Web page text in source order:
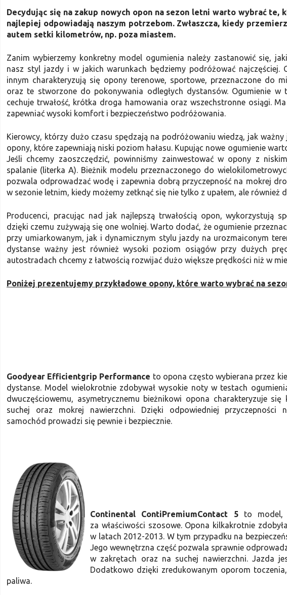
Decydując się na zakup nowych opon na sezon letni warto wybrać te,
najlepiej odpowiadają naszym potrzebom. Zwłaszcza, kiedy
autem setki kilometrów, np. poza miastem.
Zanim wybierzemy konkretny model ogumienia należy zastanowić się,
nasz styl jazdy i w jakich warunkach będziemy podróżować najczęściej.
innym charakteryzują się opony terenowe, sportowe, przeznaczone do
oraz te stworzone do pokonywania odległych dystansów. Ogumienie w
cechuje trwałość, krótka droga hamowania oraz wszechstronne osiągi.
zapewniać wysoki komfort i bezpieczeństwo podróżowania.
Kierowcy, którzy dużo czasu spędzają na podróżowaniu wiedzą, jak
opony, które zapewniają niski poziom hałasu. Kupując nowe ogumienie
Jeśli chcemy zaoszczędzić, powinniśmy zainwestować w opony z
spalanie (literka A). Bieżnik modelu przeznaczonego do
pozwala odprowadzać wodę i zapewnia dobrą przyczepność na mokrej
w sezonie letnim, kiedy możemy zetknąć się nie tylko z upałem, ale również
Producenci, pracując nad jak najlepszą trwałością opon, wykorzystują
dzięki czemu zużywają się one wolniej. Warto dodać, że ogumienie
przy umiarkowanym, jak i dynamicznym stylu jazdy na urozmaiconym
dystanse ważny jest również wysoki poziom osiągów przy dużych
autostradach chcemy z łatwością rozwijać dużo większe prędkości niż w
Poniżej prezentujemy przykładowe opony, które warto wybrać na
Goodyear Efficientgrip Performance to opona często wybierana przez
dystanse. Model wielokrotnie zdobywał wysokie noty w testach
dwuczęściowemu, asymetrycznemu bieżnikowi opona charakteryzuje
suchej oraz mokrej nawierzchni. Dzięki odpowiedniej przyczepności
samochód prowadzi się pewnie i bezpiecznie.
Continental ContiPremiumContact 5to model,
za właściwości szosowe. Opona kilkakrotnie
w latach 2012-2013. W tym przypadku na
Jego wewnętrzna część pozwala sprawnie
w zakrętach oraz na suchej nawierzchni. Jazda
Dodatkowo dzięki zredukowanym oporom
paliwa.